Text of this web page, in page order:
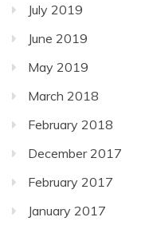
July 2019
June 2019
May 2019
March 2018
February 2018
December 2017
February 2017
January 2017